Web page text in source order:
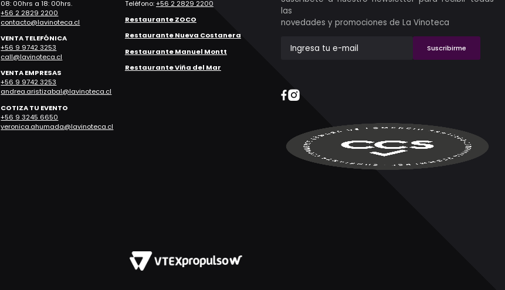
08: 00hrs a 18: 00hrs.
+56 2 2829 2200
contacto@lavinoteca.cl
VENTA TELEFÓNICA
+56 9 9742 3253
call@lavinoteca.cl
VENTA EMPRESAS
+56 9 9742 3253
andrea.aristizabal@lavinoteca.cl
COTIZA TU EVENTO
+56 9 3245 6650
veronica.ahumada@lavinoteca.cl
Teléfono:+56 2 2829 2200
Restaurante ZOCO
Restaurante Nueva Costanera
Restaurante Manuel Montt
Restaurante Viña del Mar
las
novedades y promociones de La Vinoteca
Suscribirme